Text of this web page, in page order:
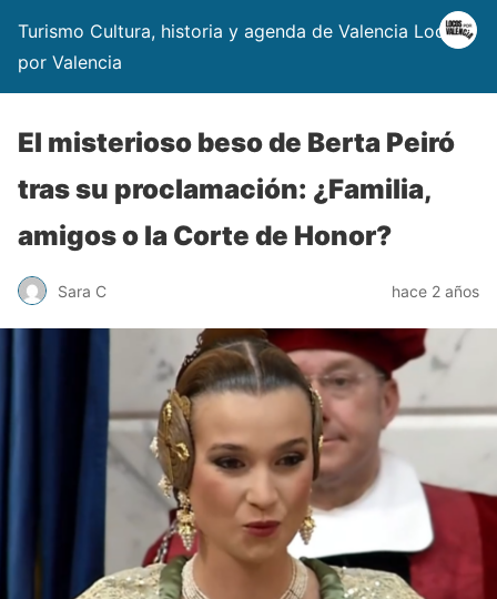
Turismo Cultura, historia y agenda de Valencia Locos
por Valencia
El misterioso beso de Berta Peiró
tras su proclamación: ¿Familia,
amigos o la Corte de Honor?
Sara C hace 2 años